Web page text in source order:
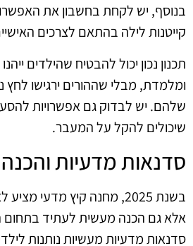
בנוסף, יש לקחת בחשבון את
קייטנות לילה בהתאם לצרכים
תכנון נכון יכול להבטיח שהילדים
ומלמדת, מבלי שההורים ירגישו לחץ
שלהם. יש לבדוק גם אפשרויות
שיכולים להקל על המעבר.
סדנאות מדעיות
בשנת 2025, מחנה קיץ מדעי
אלא גם הכנה מעשית לעתיד בתחום
סדנאות מדעיות מעשיות נותנות